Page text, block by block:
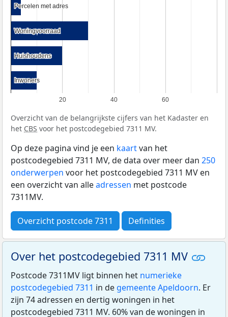
20 40 60
Percelen met adres
Percelen met adres
Woningvoorraad
Woningvoorraad
Huishoudens
Huishoudens
Inwoners
Inwoners
Overzicht van de belangrijkste cijfers van het Kadaster en
het CBS voor het postcodegebied 7311 MV.
Op deze pagina vind je een kaartvan het
postcodegebied 7311 MV, de data over meer dan 250
onderwerpen voor het postcodegebied 7311 MV en
een overzicht van alleadressen met postcode
7311MV.
Overzicht postcode 7311 Definities
Over het postcodegebied 7311 MV
Postcode 7311MV ligt binnen het numerieke
postcodegebied 7311 in de gemeente Apeldoorn. Er
zijn 74 adressen en dertig woningen in het
postcodegebied 7311 MV. 60% van de woningen in